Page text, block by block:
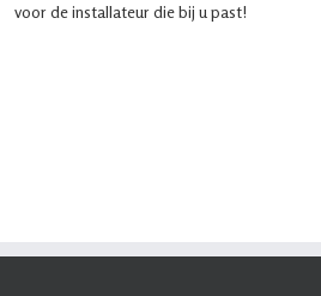
voor de installateur die bij u past!